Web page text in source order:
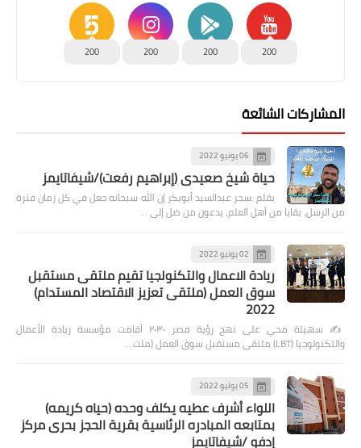
200
200
200
200
المشاركات الشائعة
06 يونيو 2022
حياة شيخ صعيدى (إبراهيم رفعت)/شيفاتايمز
بقلم :سحر عبدالسيد أبوبكر إن الله سبحانه جعل في كل زمان فترة
من الرسل، بقايا من أهل العلم، يدعون من ضل إلى …
02 يونيو 2022
ريادة الاعمال والتكنولجيا تقيم ملتقى مستقبل
سوق العمل (ملتقى تعزيز الاقتصاد المستدام)
2022
✍️ سهيلة محي على نهج رؤية مصر ٢٠٣٠ أقامت مؤسسة ريادة الأعمال
والتكنولوجيا (LBT) ملتقى مستقبل سوق العمل (ملت…
05 يوليو 2022
اللواء أشرف عطيه يكلف وحده (حياه كريمه)
بمتابعه المبادره الرئاسية بقرية الحجز بحرى مركز
إدفو /شيفاتايمز